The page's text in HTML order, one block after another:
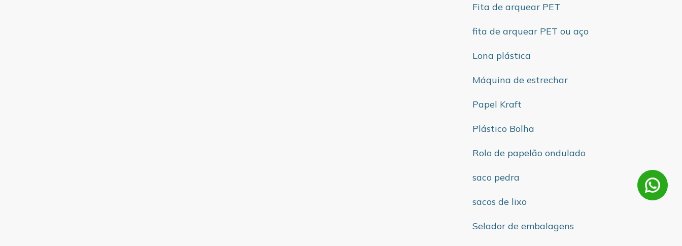
Fita de arquear PET
fita de arquear PET ou aço
Lona plástica
Máquina de estrechar
Papel Kraft
Plástico Bolha
Rolo de papelão ondulado
saco pedra
sacos de lixo
Selador de embalagens